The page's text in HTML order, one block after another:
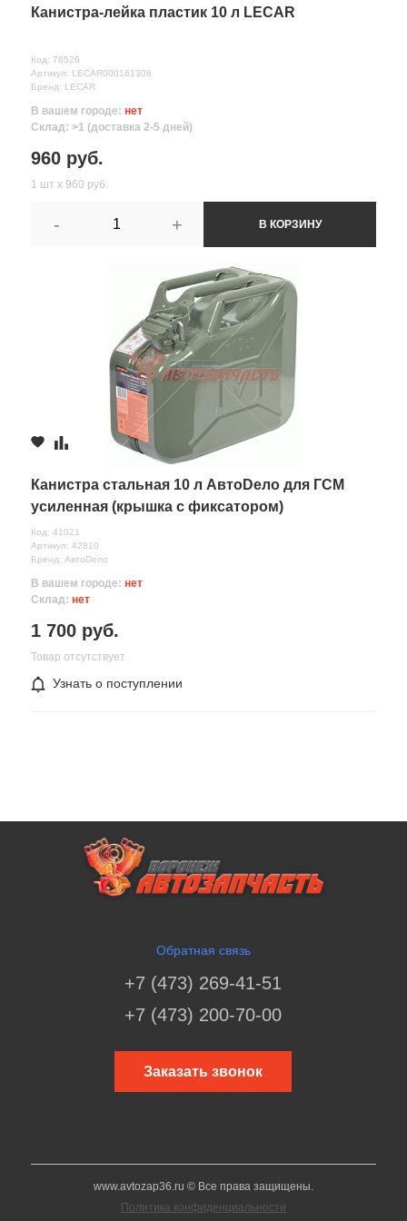
Канистра-лейка пластик 10 л LECAR
Код: 78526
Артикул: LECAR000161306
Бренд: LECAR
В вашем городе: нет
Склад: >1 (доставка 2-5 дней)
960 руб.
1 шт х 960 руб.
- + В КОРЗИНУ
Канистра стальная 10 л АвтоDело для ГСМ
усиленная (крышка с фиксатором)
Код: 41021
Артикул: 42810
Бренд: АвтоDело
В вашем городе: нет
Склад: нет
1 700 руб.
Товар отсутствует
Узнать о поступлении
Обратная связь
+7 (473) 269-41-51
+7 (473) 200-70-00
Заказать звонок
www.avtozap36.ru © Все права защищены.
Политика конфиденциальности